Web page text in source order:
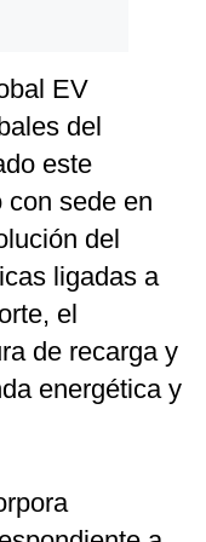
EV
del
este
con sede en
del
ligadas a
el
de recarga y
energética y